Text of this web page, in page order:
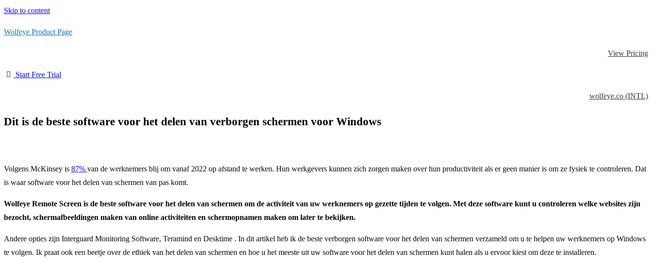
Skip to content
Wolfeye Product Page
View Pricing
Start Free Trial
wolfeye.co (INTL)
Dit is de beste software voor het delen van verborgen schermen voor Windows
Volgens McKinsey is 87% van de werknemers blij om vanaf 2022 op afstand te werken. Hun werkgevers kunnen zich zorgen maken over hun productiviteit als er geen manier is om ze fysiek te controleren. Dat
is waar software voor het delen van schermen van pas komt.
Wolfeye Remote Screen is de beste software voor het delen van schermen om de activiteit van uw werknemers op gezette tijden te volgen. Met deze software kunt u controleren welke websites zijn
bezocht, schermafbeeldingen maken van online activiteiten en schermopnamen maken om later te bekijken.
Andere opties zijn Interguard Monitoring Software, Teramind en Desktime . In dit artikel heb ik de beste verborgen software voor het delen van schermen verzameld om u te helpen uw werknemers op Windows
te volgen. Ik praat ook een beetje over de ethiek van het delen van schermen en hoe u het meeste uit uw software voor het delen van schermen kunt halen als u ervoor kiest om deze te installeren.